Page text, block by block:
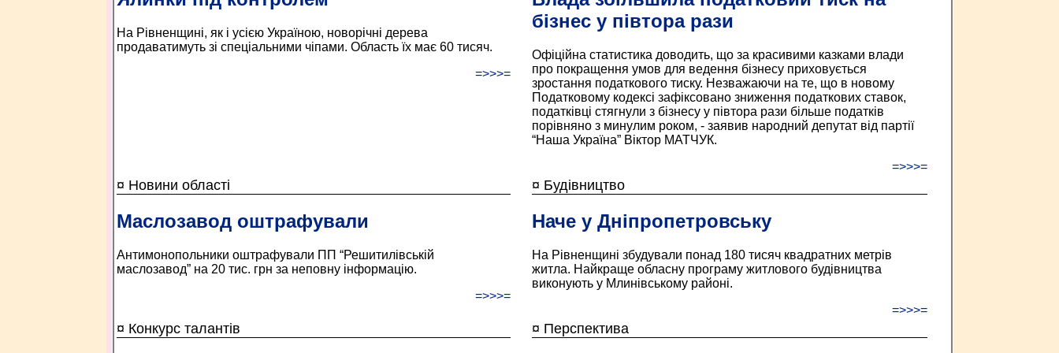
На Рівненщині, як і усією Україною, новорічні дерева
продаватимуть зі спеціальними чіпами. Область їх має 60 тисяч.
=>>>=
бізнес у півтора рази
Офіційна статистика доводить, що за красивими казками влади
про покращення умов для ведення бізнесу приховується
зростання податкового тиску. Незважаючи на те, що в новому
Податковому кодексі зафіксовано зниження податкових ставок,
податківці стягнули з бізнесу у півтора рази більше податків
порівняно з минулим роком, - заявив народний депутат від партії
“Наша Україна” Віктор МАТЧУК.
=>>>=
¤ Новини області
Маслозавод оштрафували
Антимонопольники оштрафували ПП “Решитилівській
маслозавод” на 20 тис. грн за неповну інформацію.
=>>>=
¤ Будівництво
Наче у Дніпропетровську
На Рівненщині збудували понад 180 тисяч квадратних метрів
житла. Найкраще обласну програму житлового будівництва
виконують у Млинівському районі.
=>>>=
¤ Конкурс талантів ¤ Перспектива